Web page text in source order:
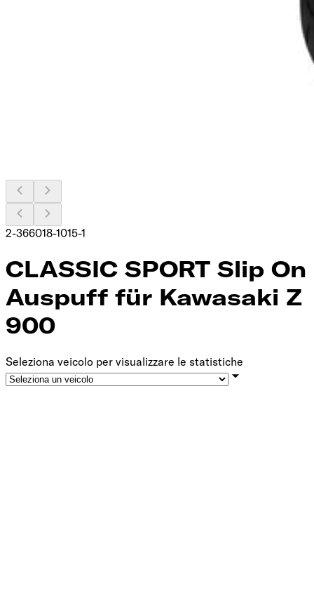
2-366018-1015-1
CLASSIC SPORT Slip On
Auspuff für Kawasaki Z
900
Seleziona veicolo per visualizzare le statistiche